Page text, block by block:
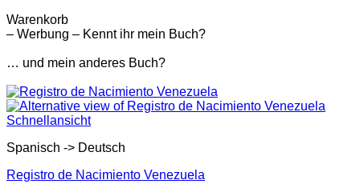
Warenkorb
– Werbung – Kennt ihr mein Buch?
… und mein anderes Buch?
Schnellansicht
Spanisch -> Deutsch
Registro de Nacimiento Venezuela